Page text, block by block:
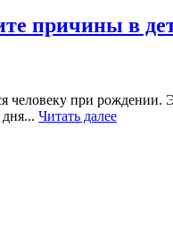
причины в
человеку при
Читать далее